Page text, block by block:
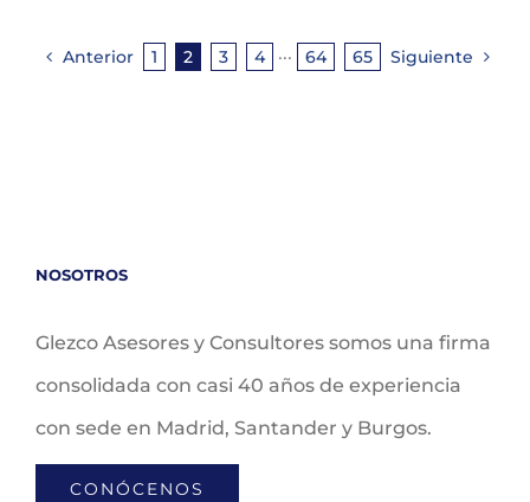
Anterior 1 2 3 4 ··· 64 65 Siguiente
NOSOTROS
Glezco Asesores y Consultores somos una firma
consolidada con casi 40 años de experiencia
con sede en Madrid, Santander y Burgos.
CONÓCENOS